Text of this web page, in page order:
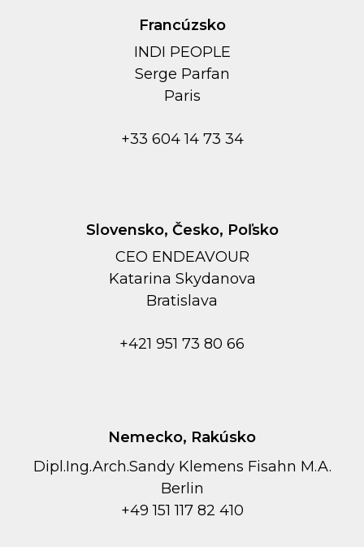
Francúzsko
INDI PEOPLE
Serge Parfan
Paris
+33 604 14 73 34
Slovensko, Česko, Poľsko
CEO ENDEAVOUR
Kаtarina Skydanova
Bratislava
+421 951 73 80 66
Nemecko, Rakúsko
Dipl.Ing.Arch.Sandy Klemens Fisahn M.A.
Berlin
+49 151 117 82 410